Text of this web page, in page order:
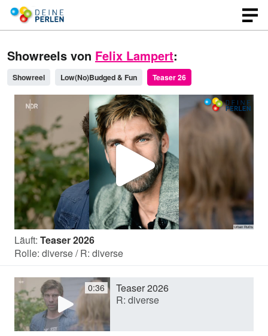
Showreels von Felix Lampert:
Showreel Low(No)Budged & Fun Teaser 26
V
i
e
Läuft: Teaser 2026
Rolle: diverse / R: diverse
0:36
Teaser 2026
R: diverse